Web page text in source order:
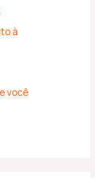
à
você